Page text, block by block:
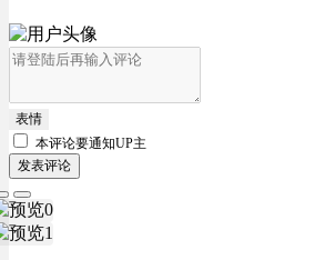
表情
本评论要通知UP主
发表评论